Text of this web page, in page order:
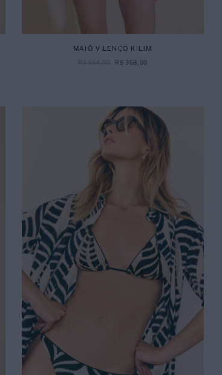
MAIÔ V LENÇO KILIM
R$ 368, 00